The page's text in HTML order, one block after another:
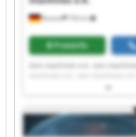
Rostock 756 km
Preisinfo
Soni machines e.K. soni
e.K. soni machines e.K. soni
e.K. soni machines e.K. soni
machines e.K. soni machines
e.K. soni machines e.K. soni